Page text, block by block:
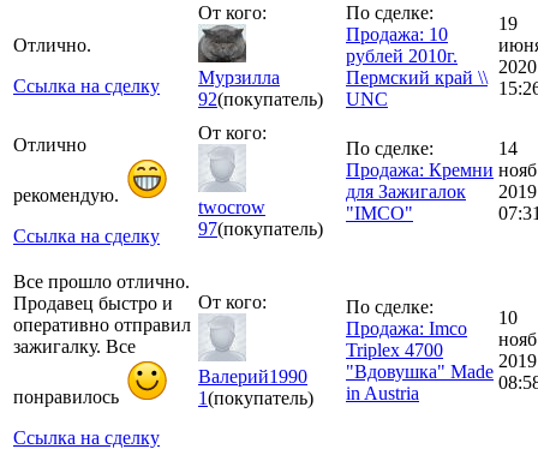
Отлично.
Ссылка на сделку
От кого:
Мурзилла
92(покупатель)
По сделке:
Продажа: 10
рублей 2010г.
Пермский край \\
UNC
19
2020
Отлично
рекомендую.
Ссылка на сделку
От кого:
twocrow
97(покупатель)
По сделке:
Продажа: Кремни
для Зажигалок
"IMCO"
14
нояб
2019
Все прошло отлично.
Продавец быстро и
оперативно отправил
зажигалку. Все
понравилось
Ссылка на сделку
От кого:
Валерий1990
1(покупатель)
По сделке:
Продажа: Imco
Triplex 4700
"Вдовушка" Made
in Austria
10
нояб
2019